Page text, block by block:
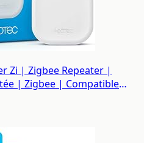
Zi | Zigbee Repeater |
| Zigbee | Compatible